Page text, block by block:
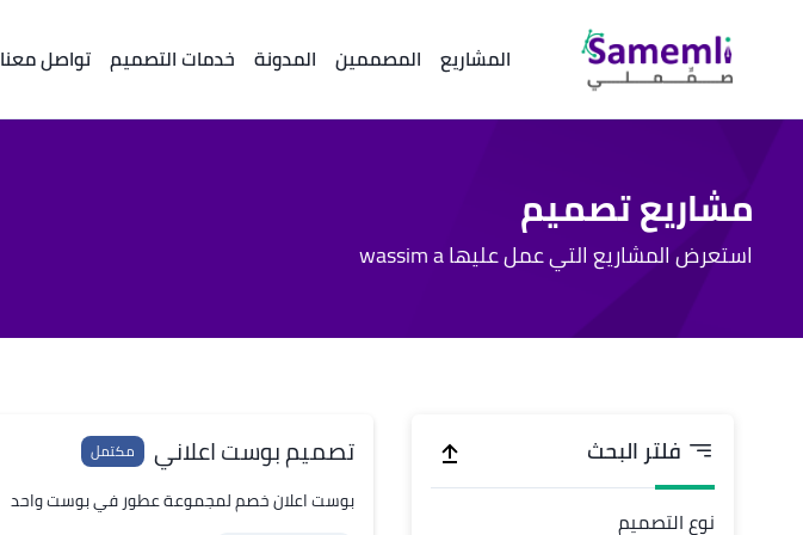
المشاريع المصممين المدونة خدمات التصميم تواصل معنا
مشاريع تصميم
استعرض المشاريع التي عمل عليها wassim a
فلتر البحث
نوع التصميم
تصميم بوست اعلاني مكتمل
بوست اعلان خصم لمجموعة عطور في بوست واحد